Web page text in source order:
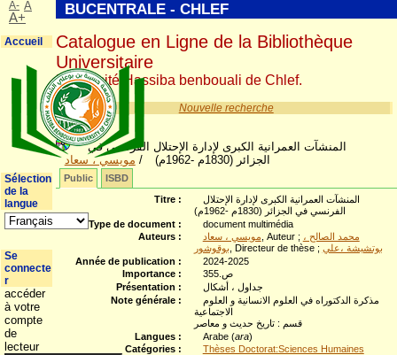
Nouvelle recherche
المنشآت العمرانية الكبرى لإدارة الإحتلال الفرنسي في
الجزائر (1830م -1962م)
/ مويسي ، سعاد
Public
ISBD
Titre :
المنشآت العمرانية الكبرى لإدارة الإحتلال
الفرنسي في الجزائر (1830م -1962م)
Type de document :
document multimédia
Auteurs :
مويسي ، سعاد , Auteur ; محمد الصالح ،
بوقوشور , Directeur de thèse ; بوتشيشة ،علي
Année de publication :
2024-2025
Importance :
ص.355
Présentation :
جداول ، أشكال
Note générale :
مذكرة الدكتوراه في العلوم الانسانية و العلوم
الاجتماعية
قسم : تاريخ حديث و معاصر
Langues :
Arabe (ara)
Catégories :
Thèses Doctorat:Sciences Humaines
BUCENTRALE - CHLEF
Catalogue en Ligne de la Bibliothèque
Universitaire
Université Hassiba benbouali de Chlef.
A- A
A+
Accueil
Sélection
de la
langue
Se
connecte
r
accéder
à votre
compte
de
lecteur